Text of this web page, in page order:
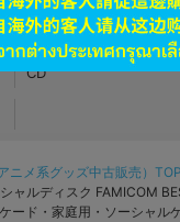
音楽
CD
ニメ系グッズ中古販売）TOP
ャルディスク FAMICOM
ード・家庭用・ソーシャル